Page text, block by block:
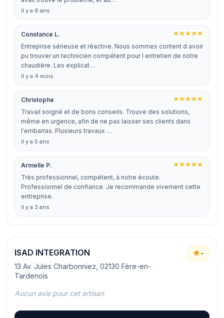
il y a 6 ans
Constance L.
Entreprise sérieuse et réactive. Nous sommes content d avoir
pu trouver un technicien compétent pour l entretien de notre
chaudière. Les explicat…
il y a 4 mois
Christophe
Travail soigné et de bons conseils. Trouve des solutions,
même en urgence, afin de ne pas laisser ses clients dans
l'embarras. Plusieurs travaux …
il y a 5 ans
Armelle P.
Très professionnel, compétent, à notre écoute.
Professionnel de confiance. Je recommande vivement cette
entreprise.
il y a 3 ans
ISAD INTEGRATION
13 Av. Jules Charbonniez, 02130 Fère-en-
Tardenois
-
Aucun avis pour cet artisan